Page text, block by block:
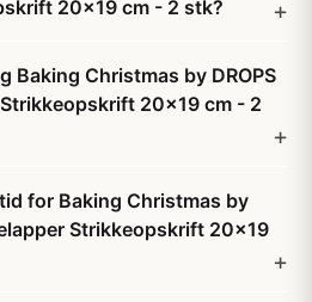
20x19 cm - 2 stk?
Baking Christmas by DROPS
20x19 cm - 2
for Baking Christmas by
Strikkeopskrift 20x19